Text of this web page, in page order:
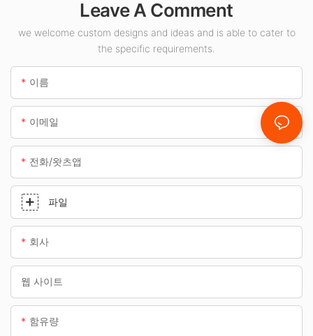
조명 공급업체입니Leave A Comment
we welcome custom designs and ideas and is able to cater to
the specific requirements.
이름
이메일
전화/왓츠앱
파일
회사
웹 사이트
함유량